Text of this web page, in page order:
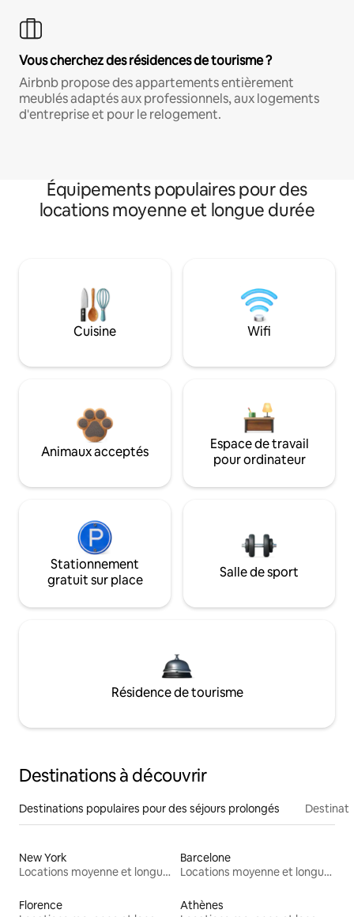
Vous cherchez des résidences de tourisme ?
Airbnb propose des appartements entièrement
meublés adaptés aux professionnels, aux logements
d'entreprise et pour le relogement.
Équipements populaires pour des
locations moyenne et longue durée
Cuisine Wifi
Animaux acceptés
Espace de travail
pour ordinateur
Stationnement
gratuit sur place
Salle de sport
Résidence de tourisme
Destinations à découvrir
Destinations populaires pour des séjours prolongés
New York
Locations moyenne et longue durée
Barcelone
Locations moyenne et longue durée
Florence
Athènes